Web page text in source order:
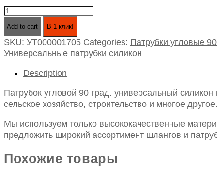
Патрубок
град.
универсальный
id20х150х150
quantity
Add to cart В 1 клик!
SKU: УТ000001705 Categories: Патрубки угловые
Универсальные патрубки силикон
Description
Патрубок угловой 90 град. универсальный
сельское хозяйство, строительство и многое
Мы используем только высококачественные
предложить широкий ассортимент шлангов и
Похожие товары